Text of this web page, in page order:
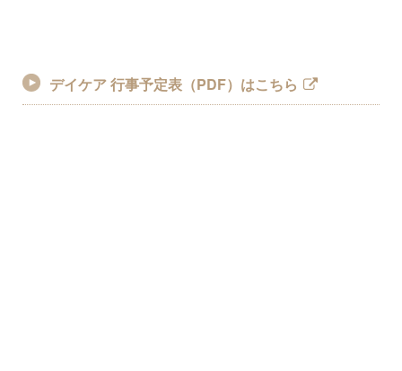
デイケア 行事予定表（PDF）はこちら